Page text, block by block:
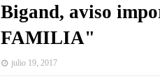
Bigand, aviso
FAMILIA"
julio 19, 2017